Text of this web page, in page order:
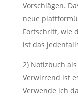
Vorschlägen.
neue
Fortschritt, wie
ist das
2) Notizbuch
Verwirrend ist
Verwende ich